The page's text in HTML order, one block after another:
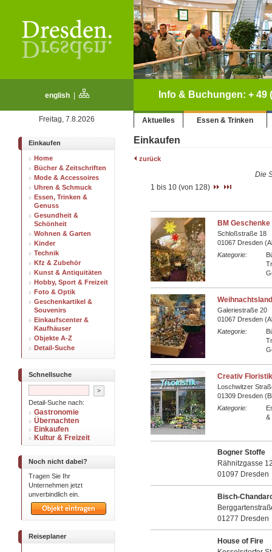
english| Info & Buchungen: + 49
Freitag, 7.8.2026 Aktuelles Essen & Trinken
Einkaufen
Home
Bücher & Zeitschriften
Mode & Accessoires
Uhren & Schmuck
Essen, Trinken &
Genuss
Gesundheit &
Schönheit
Wohnen & Garten
Kinder
Technik
Kfz & Zubehör
Kunst & Antiquitäten
Hobby, Sport & Freizeit
Foto & Optik
Geschenkartikel &
Souvenirs
Einkaufscenter &
Kaufhäuser
Objekte A-Z
Detail-Suche
Schnellsuche
Detail-Suche nach:
Gastronomie
Übernachten
Einkaufen
Kultur & Freizeit
Noch nicht dabei?
Tragen Sie Ihr
Unternehmen jetzt
unverbindlich ein.
Reiseplaner
Einkaufen
zurück
Die
1 bis 10 (von 128)
BM
Schloßstraße 18
01067 Dresden
Kategorie:
Galeriestraße 20
01067 Dresden
Kategorie:
Creativ
Loschwitzer
01309 Dresden
Kategorie:
&
Bogner Stoffe
Rähnitzgasse
01097 Dresden
Bisch-
01277 Dresden
House of Fire